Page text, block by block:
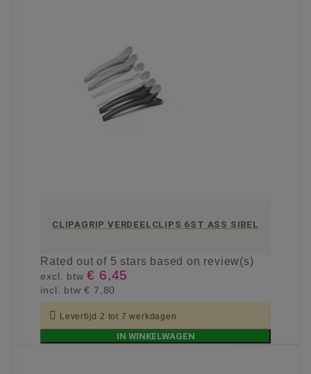
CLIPAGRIP VERDEELCLIPS 6ST ASS SIBEL
Ratedout of 5 stars based on review(s)
excl. btw€ 6,45
incl. btw€ 7,80
 Levertijd 2 tot 7 werkdagen
IN WINKELWAGEN